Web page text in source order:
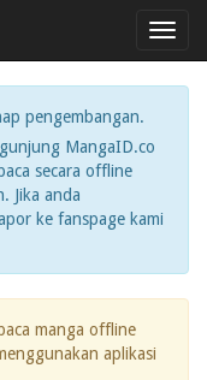
pengembangan.
MangaID.co
secara offline
Jika anda
ke fanspage kami
manga offline
aplikasi